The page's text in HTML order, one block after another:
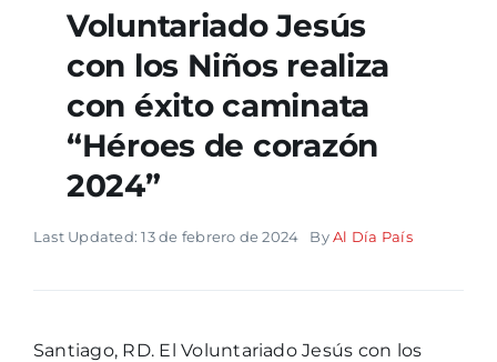
Voluntariado Jesús
con los Niños realiza
con éxito caminata
“Héroes de corazón
2024”
Last Updated: 13 de febrero de 2024 ByAl Día País
Santiago, RD. El Voluntariado Jesús con los